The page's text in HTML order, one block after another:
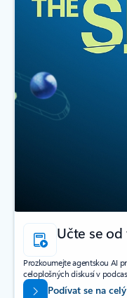
Učte se
Prozkoumejte agentskou AI
celoplošných diskusí v
Podívat se na